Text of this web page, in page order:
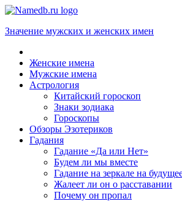
Значение мужских и женских имен
Женские имена
Мужские имена
Астрология
Китайский гороскоп
Знаки зодиака
Гороскопы
Обзоры Эзотериков
Гадания
Гадание «Да или Нет»
Будем ли мы вместе
Гадание на зеркале на
Жалеет ли он о расставании
Почему он пропал